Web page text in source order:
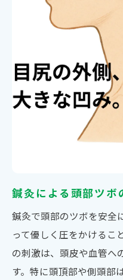
自律神経の乱
活かし方
ストレス軽減
い分け
鍼灸による頭部ツボ
鍼灸で頭部のツボを安全
って優しく圧をかけるこ
の刺激は、頭皮や血管へ
す。特に頭頂部や側頭部